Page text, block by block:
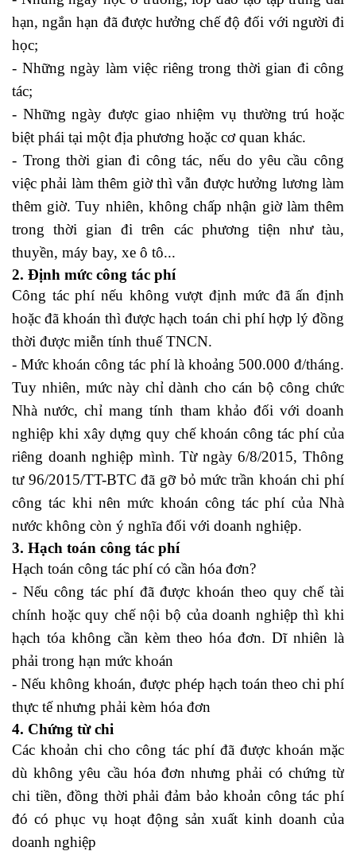
hạn, ngắn hạn đã được hưởng chế độ đối với người đi
học;
- Những ngày làm việc riêng trong thời gian đi công
tác;
- Những ngày được giao nhiệm vụ thường trú hoặc
biệt phái tại một địa phương hoặc cơ quan khác.
- Trong thời gian đi công tác, nếu do yêu cầu công
việc phải làm thêm giờ thì vẫn được hưởng lương làm
thêm giờ. Tuy nhiên, không chấp nhận giờ làm thêm
trong thời gian đi trên các phương tiện như tàu,
thuyền, máy bay, xe ô tô...
2. Định mức công tác phí
Công tác phí nếu không vượt định mức đã ấn định
hoặc đã khoán thì được hạch toán chi phí hợp lý đồng
thời được miễn tính thuế TNCN.
- Mức khoán công tác phí là khoảng 500.000 đ/tháng.
Tuy nhiên, mức này chỉ dành cho cán bộ công chức
Nhà nước, chỉ mang tính tham khảo đối với doanh
nghiệp khi xây dựng quy chế khoán công tác phí của
riêng doanh nghiệp mình. Từ ngày 6/8/2015, Thông
tư 96/2015/TT-BTC đã gỡ bỏ mức trần khoán chi phí
công tác khi nên mức khoán công tác phí của Nhà
nước không còn ý nghĩa đối với doanh nghiệp.
3. Hạch toán công tác phí
Hạch toán công tác phí có cần hóa đơn?
- Nếu công tác phí đã được khoán theo quy chế tài
chính hoặc quy chế nội bộ của doanh nghiệp thì khi
hạch tóa không cần kèm theo hóa đơn. Dĩ nhiên là
phải trong hạn mức khoán
- Nếu không khoán, được phép hạch toán theo chi phí
thực tế nhưng phải kèm hóa đơn
4. Chứng từ chi
Các khoản chi cho công tác phí đã được khoán mặc
dù không yêu cầu hóa đơn nhưng phải có chứng từ
chi tiền, đồng thời phải đảm bảo khoản công tác phí
đó có phục vụ hoạt động sản xuất kinh doanh của
doanh nghiệp